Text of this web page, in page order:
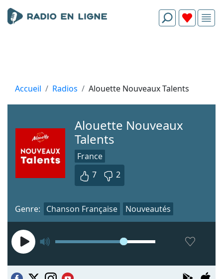
Accueil Radios Alouette Nouveaux Talents
Alouette Nouveaux
Talents
France
7
2
Genre: Chanson Française Nouveautés